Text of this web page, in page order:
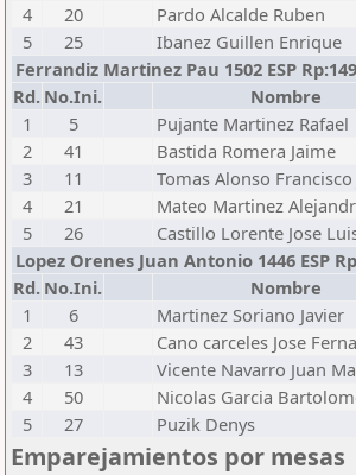
4
20 Pardo Alcalde Ruben
5
25 Ibanez Guillen Enrique
Ferrandiz Martinez Pau 1502 ESP
Rd. No.Ini. Nombre
1
5 Pujante Martinez Rafael
2
41 Bastida Romera Jaime
3
11 Tomas Alonso Francisco
4
21 Mateo Martinez
5
26 Castillo Lorente Jose
Lopez Orenes Juan Antonio 1446 ESP
Rd. No.Ini. Nombre
1
6 Martinez Soriano Javier
2
43 Cano carceles Jose
3
13 Vicente Navarro Juan
4
50 Nicolas Garcia
5
27 Puzik Denys
Emparejamientos por mesas